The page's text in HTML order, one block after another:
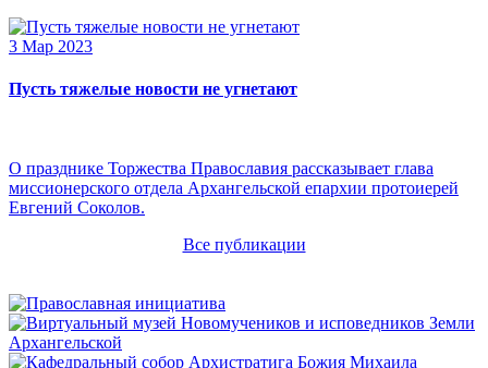
3 Мар 2023
Пусть тяжелые новости не угнетают
О празднике Торжества Православия рассказывает глава
миссионерского отдела Архангельской епархии протоиерей
Евгений Соколов.
Все публикации